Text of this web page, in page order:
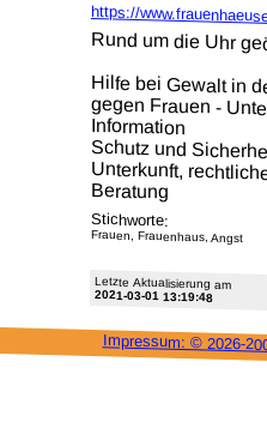
https://
Rund um die Uhr
Hilfe bei Gewalt in
gegen Frauen -
Information
Schutz und
Unterkunft,
Beratung
Stichworte:
Frauen, Frauenhaus, Angst
Letzte Aktu­alisie­rung am
2021-03-01 13:19:48
Impressum: © 2026-